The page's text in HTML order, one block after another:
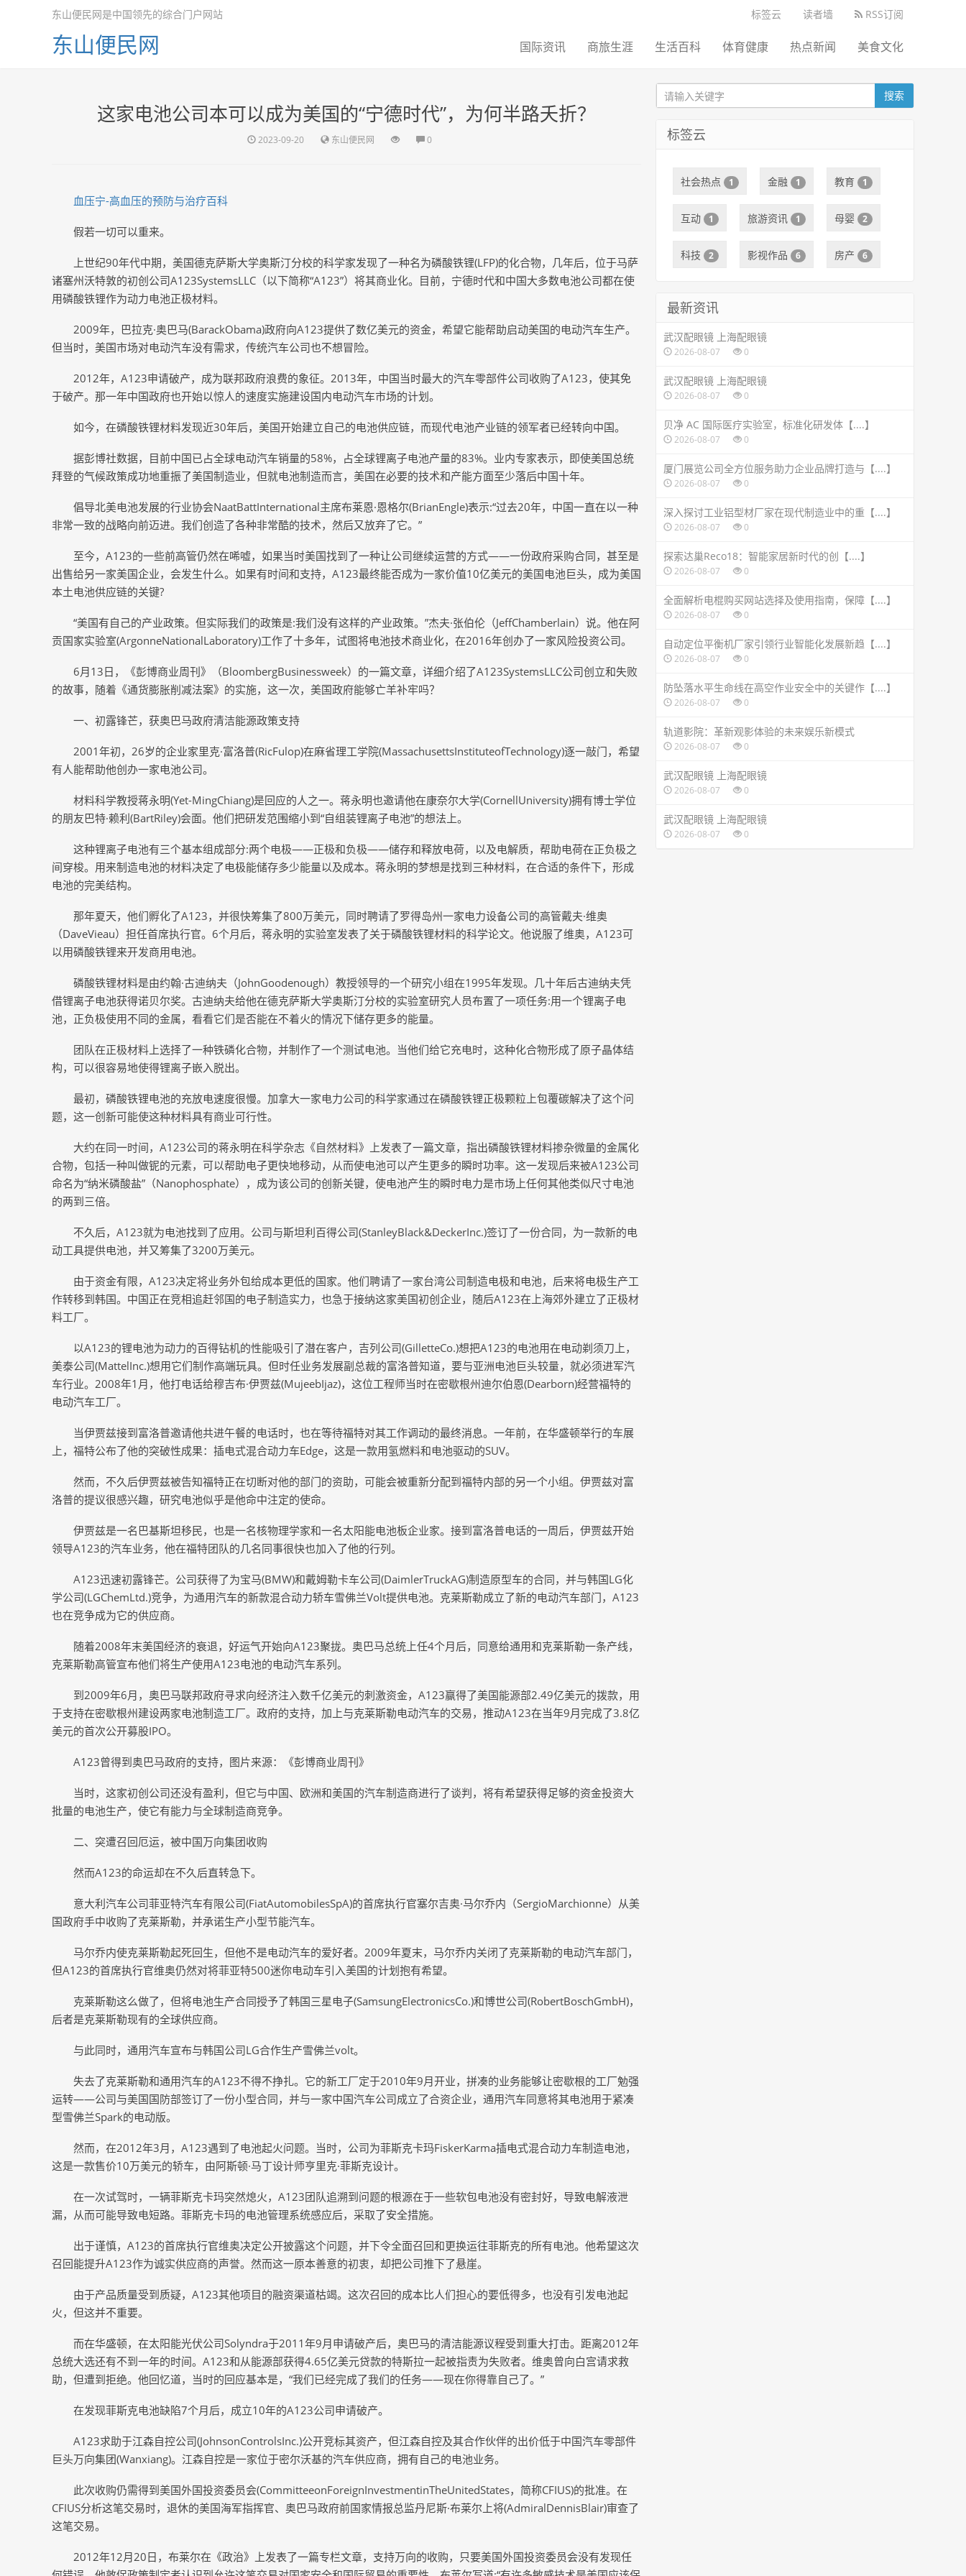
标签云 读者墙 RSS订阅
东山便民网是中国领先的综合门户网站
东山便民网 国际资讯 商旅生涯 生活百科 体育健康 热点新闻 美食文化
这家电池公司本可以成为美国的“宁德时代”，为何半路夭折？
2023-09-20 东山便民网 0
血压宁-高血压的预防与治疗百科
假若一切可以重来。
上世纪90年代中期，美国德克萨斯大学奥斯汀分校的科学家发现了一种名为磷酸铁锂(LFP)的化合物，几年后，位于马萨
诸塞州沃特敦的初创公司A123SystemsLLC（以下简称“A123”）将其商业化。目前，宁德时代和中国大多数电池公司都在使
用磷酸铁锂作为动力电池正极材料。
2009年，巴拉克·奥巴马(BarackObama)政府向A123提供了数亿美元的资金，希望它能帮助启动美国的电动汽车生产。
但当时，美国市场对电动汽车没有需求，传统汽车公司也不想冒险。
2012年，A123申请破产，成为联邦政府浪费的象征。2013年，中国当时最大的汽车零部件公司收购了A123，使其免
于破产。那一年中国政府也开始以惊人的速度实施建设国内电动汽车市场的计划。
如今，在磷酸铁锂材料发现近30年后，美国开始建立自己的电池供应链，而现代电池产业链的领军者已经转向中国。
据彭博社数据，目前中国已占全球电动汽车销量的58%，占全球锂离子电池产量的83%。业内专家表示，即使美国总统
拜登的气候政策成功地重振了美国制造业，但就电池制造而言，美国在必要的技术和产能方面至少落后中国十年。
倡导北美电池发展的行业协会NaatBattInternational主席布莱恩·恩格尔(BrianEngle)表示:“过去20年，中国一直在以一种
非常一致的战略向前迈进。我们创造了各种非常酷的技术，然后又放弃了它。”
至今，A123的一些前高管仍然在唏嘘，如果当时美国找到了一种让公司继续运营的方式——一份政府采购合同，甚至是
出售给另一家美国企业，会发生什么。如果有时间和支持，A123最终能否成为一家价值10亿美元的美国电池巨头，成为美国
本土电池供应链的关键?
“美国有自己的产业政策。但实际我们的政策是:我们没有这样的产业政策。”杰夫·张伯伦（JeffChamberlain）说。他在阿
贡国家实验室(ArgonneNationalLaboratory)工作了十多年，试图将电池技术商业化，在2016年创办了一家风险投资公司。
6月13日，《彭博商业周刊》（BloombergBusinessweek）的一篇文章，详细介绍了A123SystemsLLC公司创立和失败
的故事，随着《通货膨胀削减法案》的实施，这一次，美国政府能够亡羊补牢吗？
一、初露锋芒，获奥巴马政府清洁能源政策支持
2001年初，26岁的企业家里克·富洛普(RicFulop)在麻省理工学院(MassachusettsInstituteofTechnology)逐一敲门，希望
有人能帮助他创办一家电池公司。
材料科学教授蒋永明(Yet-MingChiang)是回应的人之一。蒋永明也邀请他在康奈尔大学(CornellUniversity)拥有博士学位
的朋友巴特·赖利(BartRiley)会面。他们把研发范围缩小到“自组装锂离子电池”的想法上。
这种锂离子电池有三个基本组成部分:两个电极——正极和负极——储存和释放电荷，以及电解质，帮助电荷在正负极之
间穿梭。用来制造电池的材料决定了电极能储存多少能量以及成本。蒋永明的梦想是找到三种材料，在合适的条件下，形成
电池的完美结构。
那年夏天，他们孵化了A123，并很快筹集了800万美元，同时聘请了罗得岛州一家电力设备公司的高管戴夫·维奥
（DaveVieau）担任首席执行官。6个月后，蒋永明的实验室发表了关于磷酸铁锂材料的科学论文。他说服了维奥，A123可
以用磷酸铁锂来开发商用电池。
磷酸铁锂材料是由约翰·古迪纳夫（JohnGoodenough）教授领导的一个研究小组在1995年发现。几十年后古迪纳夫凭
借锂离子电池获得诺贝尔奖。古迪纳夫给他在德克萨斯大学奥斯汀分校的实验室研究人员布置了一项任务:用一个锂离子电
池，正负极使用不同的金属，看看它们是否能在不着火的情况下储存更多的能量。
团队在正极材料上选择了一种铁磷化合物，并制作了一个测试电池。当他们给它充电时，这种化合物形成了原子晶体结
构，可以很容易地使得锂离子嵌入脱出。
最初，磷酸铁锂电池的充放电速度很慢。加拿大一家电力公司的科学家通过在磷酸铁锂正极颗粒上包覆碳解决了这个问
题，这一创新可能使这种材料具有商业可行性。
大约在同一时间，A123公司的蒋永明在科学杂志《自然材料》上发表了一篇文章，指出磷酸铁锂材料掺杂微量的金属化
合物，包括一种叫做铌的元素，可以帮助电子更快地移动，从而使电池可以产生更多的瞬时功率。这一发现后来被A123公司
命名为“纳米磷酸盐”（Nanophosphate），成为该公司的创新关键，使电池产生的瞬时电力是市场上任何其他类似尺寸电池
的两到三倍。
不久后，A123就为电池找到了应用。公司与斯坦利百得公司(StanleyBlack&DeckerInc.)签订了一份合同，为一款新的电
动工具提供电池，并又筹集了3200万美元。
由于资金有限，A123决定将业务外包给成本更低的国家。他们聘请了一家台湾公司制造电极和电池，后来将电极生产工
作转移到韩国。中国正在竞相追赶邻国的电子制造实力，也急于接纳这家美国初创企业，随后A123在上海郊外建立了正极材
料工厂。
以A123的锂电池为动力的百得钻机的性能吸引了潜在客户，吉列公司(GilletteCo.)想把A123的电池用在电动剃须刀上，
美泰公司(MattelInc.)想用它们制作高端玩具。但时任业务发展副总裁的富洛普知道，要与亚洲电池巨头较量，就必须进军汽
车行业。2008年1月，他打电话给穆吉布·伊贾兹(MujeebIjaz)，这位工程师当时在密歇根州迪尔伯恩(Dearborn)经营福特的
电动汽车工厂。
当伊贾兹接到富洛普邀请他共进午餐的电话时，也在等待福特对其工作调动的最终消息。一年前，在华盛顿举行的车展
上，福特公布了他的突破性成果：插电式混合动力车Edge，这是一款用氢燃料和电池驱动的SUV。
然而，不久后伊贾兹被告知福特正在切断对他的部门的资助，可能会被重新分配到福特内部的另一个小组。伊贾兹对富
洛普的提议很感兴趣，研究电池似乎是他命中注定的使命。
伊贾兹是一名巴基斯坦移民，也是一名核物理学家和一名太阳能电池板企业家。接到富洛普电话的一周后，伊贾兹开始
领导A123的汽车业务，他在福特团队的几名同事很快也加入了他的行列。
A123迅速初露锋芒。公司获得了为宝马(BMW)和戴姆勒卡车公司(DaimlerTruckAG)制造原型车的合同，并与韩国LG化
学公司(LGChemLtd.)竞争，为通用汽车的新款混合动力轿车雪佛兰Volt提供电池。克莱斯勒成立了新的电动汽车部门，A123
也在竞争成为它的供应商。
随着2008年末美国经济的衰退，好运气开始向A123聚拢。奥巴马总统上任4个月后，同意给通用和克莱斯勒一条产线，
克莱斯勒高管宣布他们将生产使用A123电池的电动汽车系列。
到2009年6月，奥巴马联邦政府寻求向经济注入数千亿美元的刺激资金，A123赢得了美国能源部2.49亿美元的拨款，用
于支持在密歇根州建设两家电池制造工厂。政府的支持，加上与克莱斯勒电动汽车的交易，推动A123在当年9月完成了3.8亿
美元的首次公开募股IPO。
A123曾得到奥巴马政府的支持，图片来源：《彭博商业周刊》
当时，这家初创公司还没有盈利，但它与中国、欧洲和美国的汽车制造商进行了谈判，将有希望获得足够的资金投资大
批量的电池生产，使它有能力与全球制造商竞争。
二、突遭召回厄运，被中国万向集团收购
然而A123的命运却在不久后直转急下。
意大利汽车公司菲亚特汽车有限公司(FiatAutomobilesSpA)的首席执行官塞尔吉奥·马尔乔内（SergioMarchionne）从美
国政府手中收购了克莱斯勒，并承诺生产小型节能汽车。
马尔乔内使克莱斯勒起死回生，但他不是电动汽车的爱好者。2009年夏末，马尔乔内关闭了克莱斯勒的电动汽车部门，
但A123的首席执行官维奥仍然对将菲亚特500迷你电动车引入美国的计划抱有希望。
克莱斯勒这么做了，但将电池生产合同授予了韩国三星电子(SamsungElectronicsCo.)和博世公司(RobertBoschGmbH)，
后者是克莱斯勒现有的全球供应商。
与此同时，通用汽车宣布与韩国公司LG合作生产雪佛兰volt。
失去了克莱斯勒和通用汽车的A123不得不挣扎。它的新工厂定于2010年9月开业，拼凑的业务能够让密歇根的工厂勉强
运转——公司与美国国防部签订了一份小型合同，并与一家中国汽车公司成立了合资企业，通用汽车同意将其电池用于紧凑
型雪佛兰Spark的电动版。
然而，在2012年3月，A123遇到了电池起火问题。当时，公司为菲斯克卡玛FiskerKarma插电式混合动力车制造电池，
这是一款售价10万美元的轿车，由阿斯顿·马丁设计师亨里克·菲斯克设计。
在一次试驾时，一辆菲斯克卡玛突然熄火，A123团队追溯到问题的根源在于一些软包电池没有密封好，导致电解液泄
漏，从而可能导致电短路。菲斯克卡玛的电池管理系统感应后，采取了安全措施。
出于谨慎，A123的首席执行官维奥决定公开披露这个问题，并下令全面召回和更换运往菲斯克的所有电池。他希望这次
召回能提升A123作为诚实供应商的声誉。然而这一原本善意的初衷，却把公司推下了悬崖。
由于产品质量受到质疑，A123其他项目的融资渠道枯竭。这次召回的成本比人们担心的要低得多，也没有引发电池起
火，但这并不重要。
而在华盛顿，在太阳能光伏公司Solyndra于2011年9月申请破产后，奥巴马的清洁能源议程受到重大打击。距离2012年
总统大选还有不到一年的时间。A123和从能源部获得4.65亿美元贷款的特斯拉一起被指责为失败者。维奥曾向白宫请求救
助，但遭到拒绝。他回忆道，当时的回应基本是，“我们已经完成了我们的任务——现在你得靠自己了。”
在发现菲斯克电池缺陷7个月后，成立10年的A123公司申请破产。
A123求助于江森自控公司(JohnsonControlsInc.)公开竞标其资产，但江森自控及其合作伙伴的出价低于中国汽车零部件
巨头万向集团(Wanxiang)。江森自控是一家位于密尔沃基的汽车供应商，拥有自己的电池业务。
此次收购仍需得到美国外国投资委员会(CommitteeonForeignInvestmentinTheUnitedStates，简称CFIUS)的批准。在
CFIUS分析这笔交易时，退休的美国海军指挥官、奥巴马政府前国家情报总监丹尼斯·布莱尔上将(AdmiralDennisBlair)审查了
这笔交易。
2012年12月20日，布莱尔在《政治》上发表了一篇专栏文章，支持万向的收购，只要美国外国投资委员会没有发现任
搜索
标签云
社会热点 1 金融 1 教育 1
互动 1 旅游资讯 1 母婴 2
科技 2 影视作品 6 房产 6
最新资讯
武汉配眼镜 上海配眼镜
2026-08-07 0
武汉配眼镜 上海配眼镜
2026-08-07 0
贝净 AC 国际医疗实验室，标准化研发体【....】
2026-08-07 0
厦门展览公司全方位服务助力企业品牌打造与【....】
2026-08-07 0
深入探讨工业铝型材厂家在现代制造业中的重【....】
2026-08-07 0
探索达巢Reco18：智能家居新时代的创【....】
2026-08-07 0
全面解析电棍购买网站选择及使用指南，保障【....】
2026-08-07 0
自动定位平衡机厂家引领行业智能化发展新趋【....】
2026-08-07 0
防坠落水平生命线在高空作业安全中的关键作【....】
2026-08-07 0
轨道影院：革新观影体验的未来娱乐新模式
2026-08-07 0
武汉配眼镜 上海配眼镜
2026-08-07 0
武汉配眼镜 上海配眼镜
2026-08-07 0